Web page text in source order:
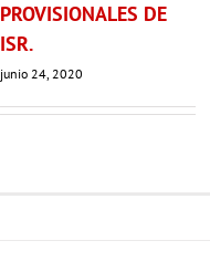
PROVISIONALES DE
ISR.
junio 24, 2020